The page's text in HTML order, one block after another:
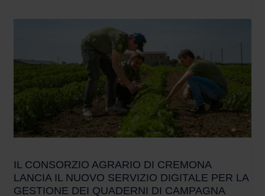
IL CONSORZIO AGRARIO DI CREMONA
LANCIA IL NUOVO SERVIZIO DIGITALE PER LA
GESTIONE DEI QUADERNI DI CAMPAGNA